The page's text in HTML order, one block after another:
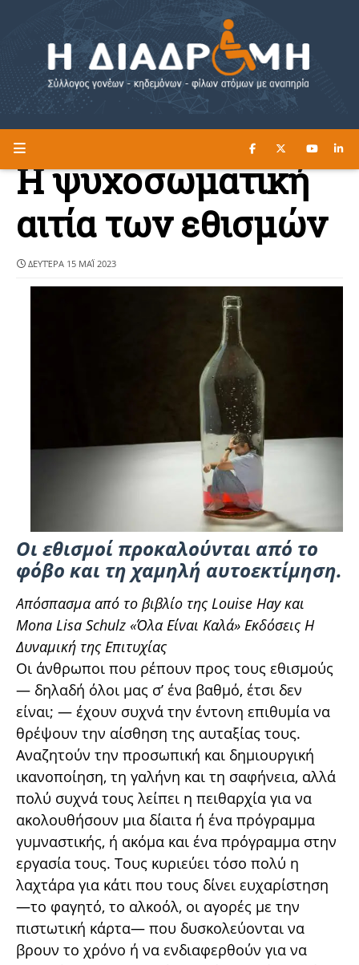
Η ΔΙΑΔΡΟΜΗ ΔΙΑΒΑΣΤΕ ΕΔΩ ►
Η ψυχοσωματική
αιτία των εθισμών
ΔΕΥΤΈΡΑ 15 ΜΑΪ́ 2023
Οι εθισμοί προκαλούνται από το
φόβο και τη χαμηλή αυτοεκτίμηση.
Απόσπασμα από το βιβλίο της Louise Hay και
Mona Lisa Schulz «Όλα Είναι Καλά» Εκδόσεις Η
Δυναμική της Επιτυχίας
Οι άνθρωποι που ρέπουν προς τους εθισμούς
— δηλαδή όλοι μας σ’ ένα βαθμό, έτσι δεν
είναι; — έχουν συχνά την έντονη επιθυμία να
θρέψουν την αίσθηση της αυταξίας τους.
Αναζητούν την προσωπική και δημιουργική
ικανοποίηση, τη γαλήνη και τη σαφήνεια, αλλά
πολύ συχνά τους λείπει η πειθαρχία για να
ακολουθήσουν μια δίαιτα ή ένα πρόγραμμα
γυμναστικής, ή ακόμα και ένα πρόγραμμα στην
εργασία τους. Τους κυριεύει τόσο πολύ η
λαχτάρα για κάτι που τους δίνει ευχαρίστηση
—το φαγητό, το αλκοόλ, οι αγορές με την
πιστωτική κάρτα— που δυσκολεύονται να
βρουν το χρόνο ή να ενδιαφερθούν για να